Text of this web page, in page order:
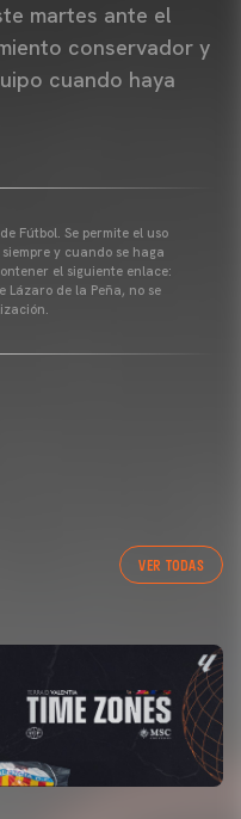
martes ante el
conservador y
cuando haya
Fútbol. Se permite el uso
y cuando se haga
el siguiente enlace:
Lázaro de la Peña, no se
VER TODAS
CF 04/03/26